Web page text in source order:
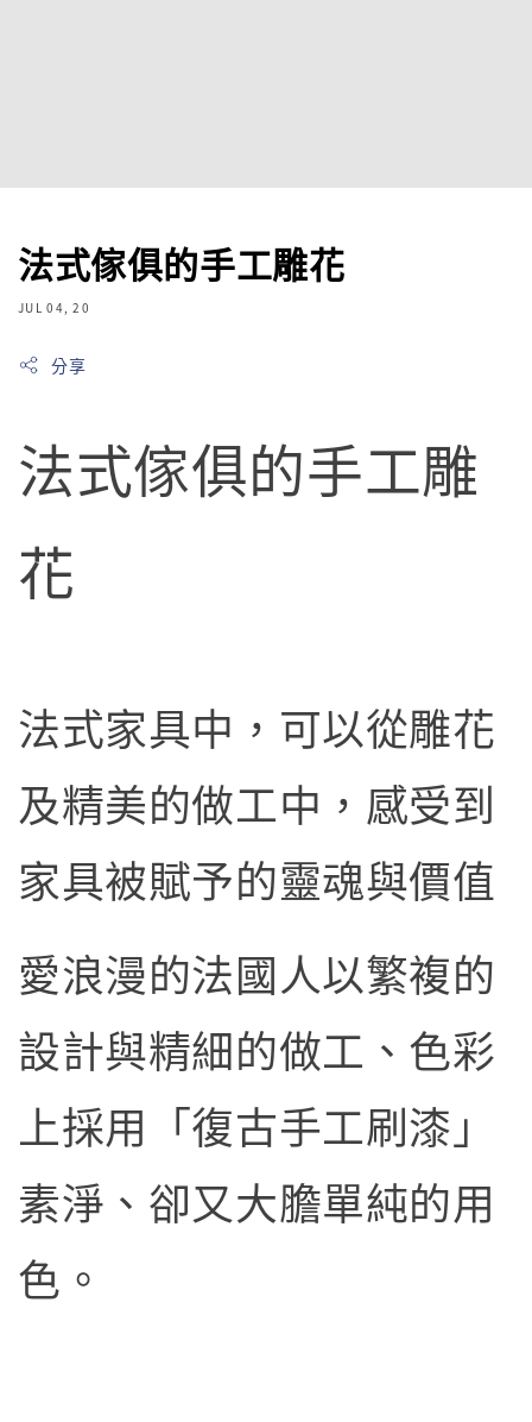
法式傢俱的手工雕花
JUL 04, 20
分享
法式傢俱的手工雕
花
法式家具中，可以從雕花
及精美的做工中，感受到
家具被賦予的靈魂與價值
愛浪漫的法國人以繁複的
設計與精細的做工、色彩
上採用「復古手工刷漆」
素淨、卻又大膽單純的用
色。